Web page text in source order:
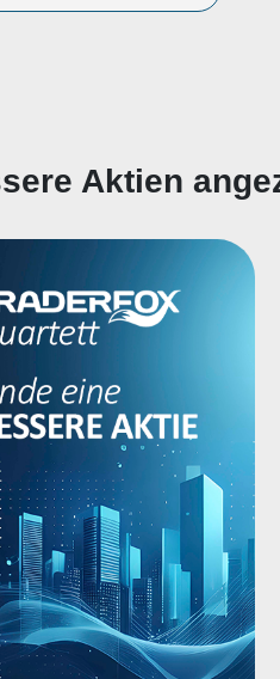
Aktien